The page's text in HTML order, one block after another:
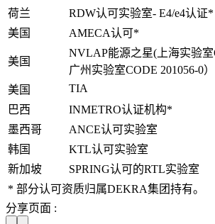
荷兰
RDW认可实验室- E4/e4认证*
美国
AMECA认可*
美国
NVLAP能源之星(上海实验室
广州实验室CODE 201056-0）
美国
TIA
巴西
INMETRO认证机构*
墨西哥
ANCE认可实验室
韩国
KTL认可实验室
新加坡
SPRING认可的RTL实验室
* 部分认可资质归属DEKRA集团持有。
分享页面 :